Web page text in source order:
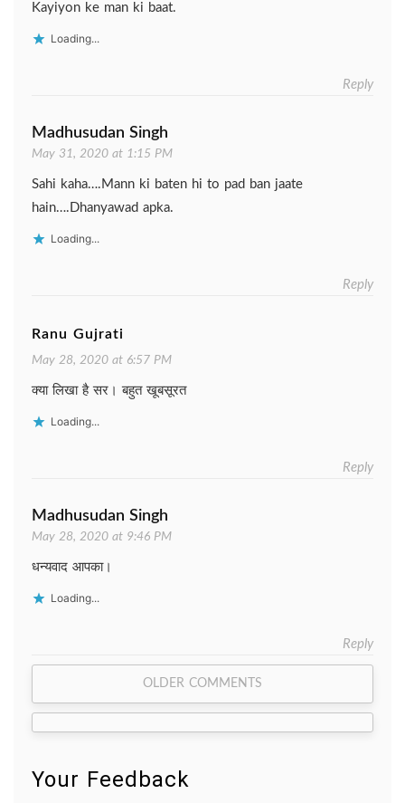
Kayiyon ke man ki baat.
Loading...
Reply
Madhusudan Singh
May 31, 2020 at 1:15 PM
Sahi kaha….Mann ki baten hi to pad ban jaate
hain….Dhanyawad apka.
Loading...
Reply
Ranu Gujrati
May 28, 2020 at 6:57 PM
क्या लिखा है सर। बहुत खूबसूरत
Loading...
Reply
Madhusudan Singh
May 28, 2020 at 9:46 PM
धन्यवाद आपका।
Loading...
Reply
Comment
navigation
OLDER COMMENTS
Your Feedback